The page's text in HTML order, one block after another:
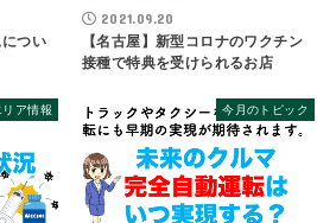
つい
2021.09.20
【名古屋】新型コロナのワクチン
接種で特典を受けられるお店
リア情報 今月のトピック